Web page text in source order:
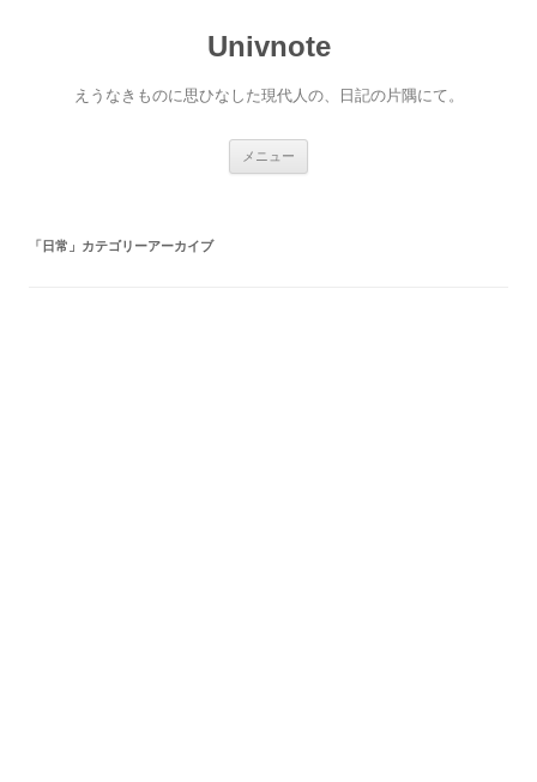
Univnote
えうなきものに思ひなした現代人の、日記の片隅にて。
メニュー
「日常 」カテゴリーアーカイブ